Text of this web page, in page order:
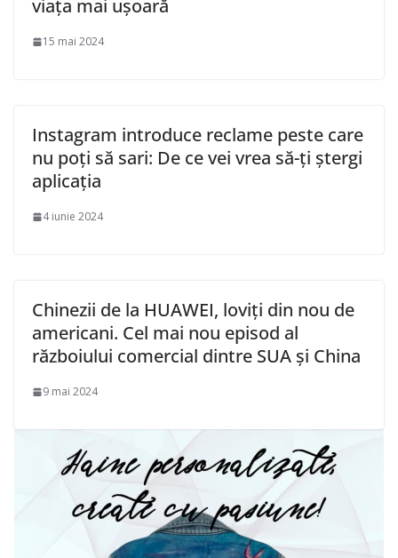
viața mai ușoară
15 mai 2024
Instagram introduce reclame peste care
nu poți să sari: De ce vei vrea să-ți ștergi
aplicația
4 iunie 2024
Chinezii de la HUAWEI, loviți din nou de
americani. Cel mai nou episod al
războiului comercial dintre SUA și China
9 mai 2024